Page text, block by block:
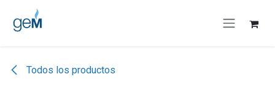
Ir al contenido
Todos los productos